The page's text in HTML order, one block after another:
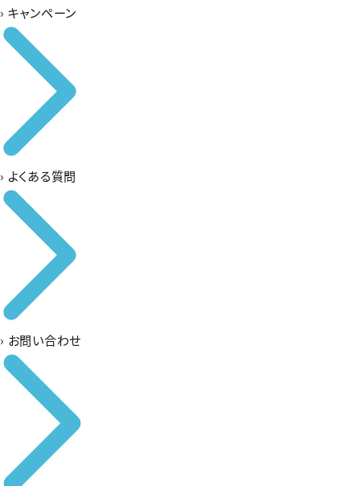
› キャンペーン
› よくある質問
› お問い合わせ